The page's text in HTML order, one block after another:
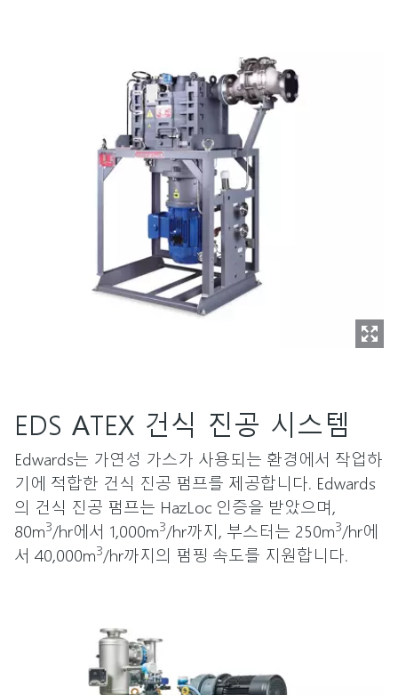
EDS ATEX 건식 진공 시스템
Edwards는 가연성 가스가 사용되는 환경에서 작업하
기에 적합한 건식 진공 펌프를 제공합니다. Edwards
의 건식 진공 펌프는 HazLoc 인증을 받았으며,
80m3/hr에서 1,000m3/hr까지, 부스터는 250m3/hr에
서 40,000m3/hr까지의 펌핑 속도를 지원합니다.